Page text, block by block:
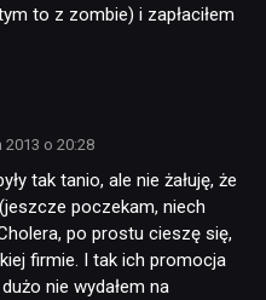
to z zombie) i zapłaciłem
2013 o 20:28
tak tanio, ale nie żałuję, że
poczekam, niech
po prostu cieszę się,
firmie. I tak ich promocja
nie wydałem na